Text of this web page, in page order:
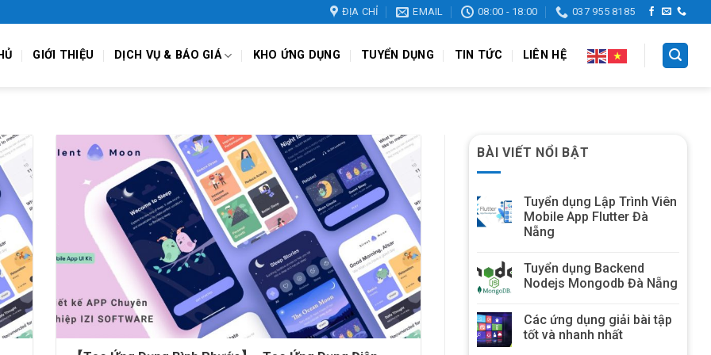
ĐỊA CHỈ EMAIL 08:00 - 18:00 037 955 8185
GIỚI THIỆU DỊCH VỤ & BÁO GIÁ KHO ỨNG DỤNG TUYỂN DỤNG TIN TỨC LIÊN HỆ
BÀI VIẾT NỔI BẬT
Tuyển dụng Lập Trình Viên
Mobile App Flutter Đà
Nẵng
Tuyển dụng Backend
Nodejs Mongodb Đà Nẵng
Các ứng dụng giải bài tập
tốt và nhanh nhất